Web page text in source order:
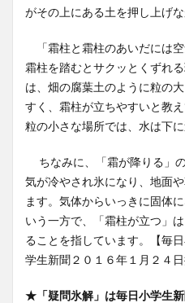
がその上にある土を押し上げ
「霜柱と霜柱のあいだには空
霜柱を踏むとサクッとくずれ
は、畑の腐葉土のように粒の
すく、霜柱が立ちやすいと教
粒の小さな場所では、水は下に
ちなみに、「霜が降りる」
気が冷やされ氷になり、地面
ます。気体からいっきに固体
いう一方で、「霜柱が立つ」
ることを指しています。【毎
学生新聞２０１６年１月２４日
★「疑問氷解」は毎日小学生新